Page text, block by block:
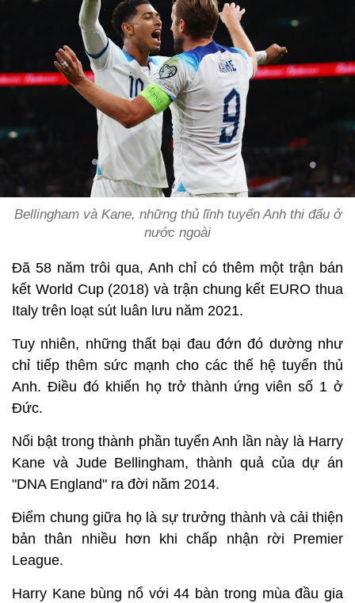
Bellingham và Kane, những thủ lĩnh tuyển Anh thi đấu ở
nước ngoài
Đã 58 năm trôi qua, Anh chỉ có thêm một trận bán
kết World Cup (2018) và trận chung kết EURO thua
Italy trên loạt sút luân lưu năm 2021.
Tuy nhiên, những thất bại đau đớn đó dường như
chỉ tiếp thêm sức mạnh cho các thế hệ tuyển thủ
Anh. Điều đó khiến họ trở thành ứng viên số 1 ở
Đức.
Nổi bật trong thành phần tuyển Anh lần này là Harry
Kane và Jude Bellingham, thành quả của dự án
"DNA England" ra đời năm 2014.
Điểm chung giữa họ là sự trưởng thành và cải thiện
bản thân nhiều hơn khi chấp nhận rời Premier
League.
Harry Kane bùng nổ với 44 bàn trong mùa đầu gia